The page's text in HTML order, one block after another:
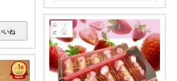
いね